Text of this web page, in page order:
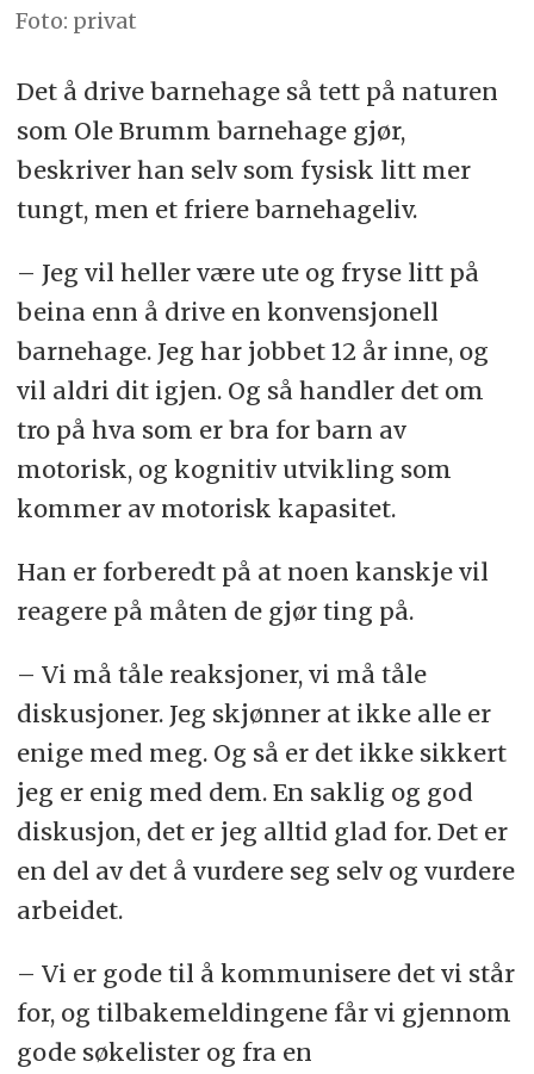
Foto: privat
Det å drive barnehage så tett på naturen
som Ole Brumm barnehage gjør,
beskriver han selv som fysisk litt mer
tungt, men et friere barnehageliv.
– Jeg vil heller være ute og fryse litt på
beina enn å drive en konvensjonell
barnehage. Jeg har jobbet 12 år inne, og
vil aldri dit igjen. Og så handler det om
tro på hva som er bra for barn av
motorisk, og kognitiv utvikling som
kommer av motorisk kapasitet.
Han er forberedt på at noen kanskje vil
reagere på måten de gjør ting på.
– Vi må tåle reaksjoner, vi må tåle
diskusjoner. Jeg skjønner at ikke alle er
enige med meg. Og så er det ikke sikkert
jeg er enig med dem. En saklig og god
diskusjon, det er jeg alltid glad for. Det er
en del av det å vurdere seg selv og vurdere
arbeidet.
– Vi er gode til å kommunisere det vi står
for, og tilbakemeldingene får vi gjennom
gode søkelister og fra en